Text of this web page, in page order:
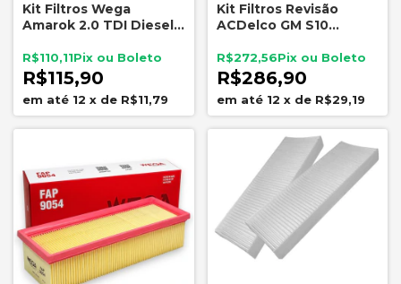
Kit Filtros Wega
Amarok 2.0 TDI Diesel
AKX1140
R$115,90
R$110,11
12 x de R$11,79
Kit Filtros Revisão
ACDelco GM S10
2012 a 2025
R$286,90
R$272,56
12 x de R$29,19